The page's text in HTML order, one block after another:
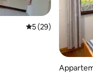
Note moyenne de
5 (29)